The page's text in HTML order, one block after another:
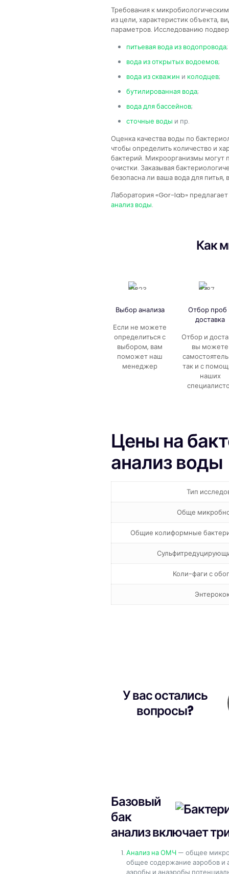
Требования к
из цели, характеристик объекта,
параметров. Исследованию
питьевая вода из водопровода;
вода из открытых водоемов;
вода из скважин и колодцев;
бутилированная вода;
вода для бассейнов;
сточные воды и пр.
Оценка качества воды по
чтобы определить количество и
бактерий. Микроорганизмы могут
очистки. Заказывая
безопасна ли ваша вода для
Лаборатория «Gor-lab» предлагает
анализ воды.
Как
Выбор анализа
Если не можете
определиться с
выбором, вам
поможет наш
менеджер
Отбор проб
доставка
Отбор и
вы можете
так и с
наших
Цены на
анализ воды
Тип
Обще
Общие колиформные
Коли-фаги с
У вас остались
вопросы?
Базовый
бак
анализ включает
Анализ на ОМЧ — общее
общее содержание аэробов и